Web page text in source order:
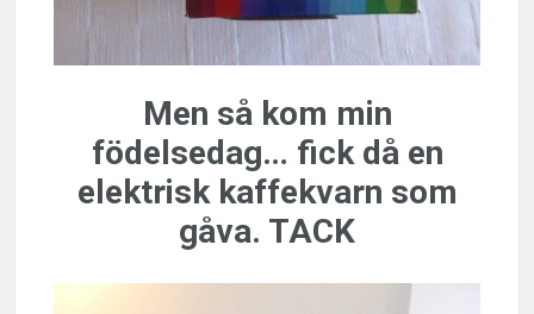
Men så kom min
födelsedag… fick då en
elektrisk kaffekvarn som
gåva. TACK